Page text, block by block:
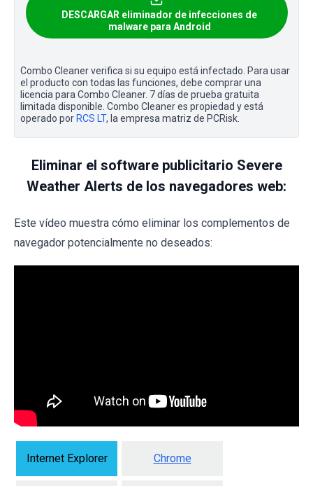
DESCARGAR eliminador de infecciones de
malware para Android
Combo Cleaner verifica si su equipo está infectado. Para usar
el producto con todas las funciones, debe comprar una
licencia para Combo Cleaner. 7 días de prueba gratuita
limitada disponible. Combo Cleaner es propiedad y está
operado por RCS LT, la empresa matriz de PCRisk.
Eliminar el software publicitario Severe
Weather Alerts de los navegadores web:
Este vídeo muestra cómo eliminar los complementos de
navegador potencialmente no deseados:
Internet Explorer Chrome